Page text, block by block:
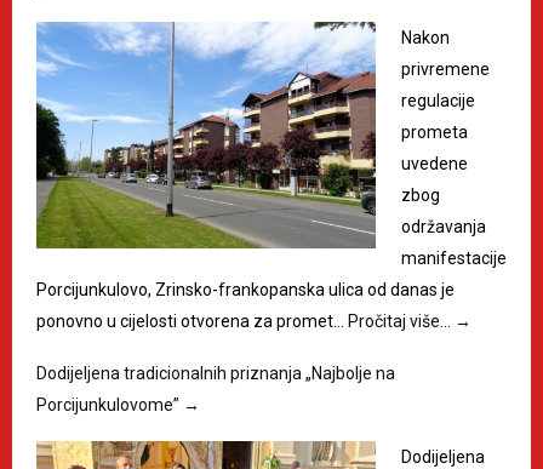
Nakon
privremene
regulacije
prometa
uvedene
zbog
održavanja
manifestacije
Porcijunkulovo, Zrinsko-frankopanska ulica od danas je
ponovno u cijelosti otvorena za promet…
Pročitaj više… →
Dodijeljena tradicionalnih priznanja „Najbolje na
Porcijunkulovome” →
Dodijeljena